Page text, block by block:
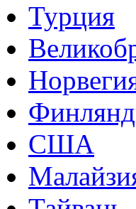
Турция
США